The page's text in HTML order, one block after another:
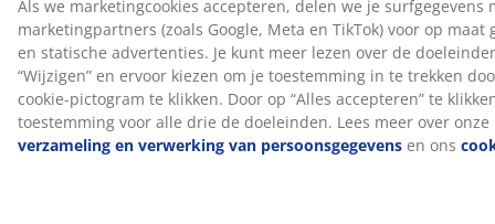
gecertificeerd. Dit betekent dat elk onderdeel is getest
door onafhankelijke OEKO-TEX®-instituten en voldoet
aan strenge limieten voor schadelijke stoffen.
Høie®
Høie®wordt gekenmerkt door een hart dat geworteld
is in Noorwegen. De geschiedenis van het merk gaat